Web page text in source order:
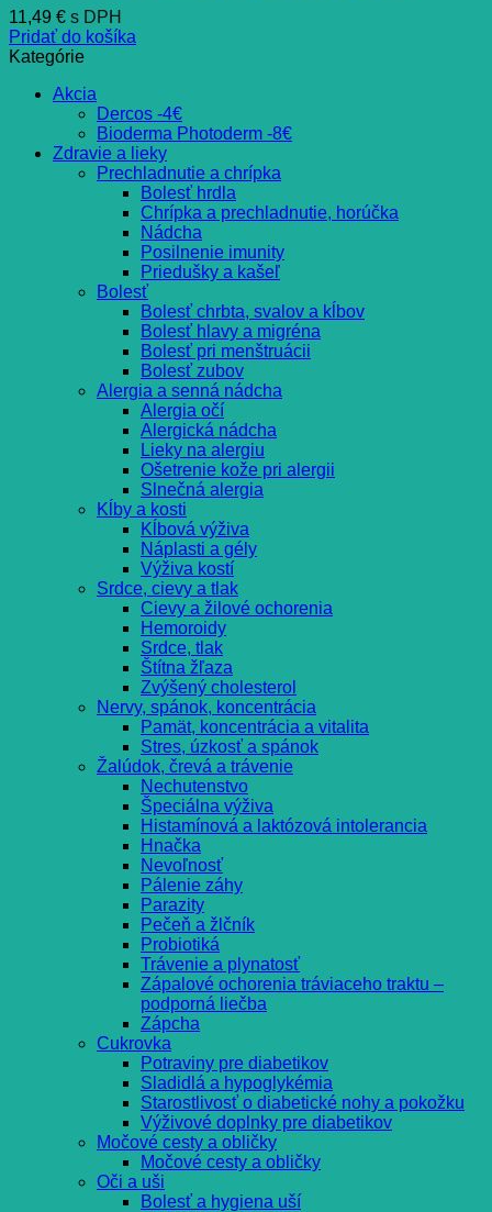
11,49 € s DPH
Pridať do košíka
Kategórie
Akcia
Dercos -4€
Bioderma Photoderm -8€
Zdravie a lieky
Prechladnutie a chrípka
Bolesť hrdla
Chrípka a prechladnutie, horúčka
Nádcha
Posilnenie imunity
Priedušky a kašeľ
Bolesť
Bolesť chrbta, svalov a kĺbov
Bolesť hlavy a migréna
Bolesť pri menštruácii
Bolesť zubov
Alergia a senná nádcha
Alergia očí
Alergická nádcha
Lieky na alergiu
Ošetrenie kože pri alergii
Slnečná alergia
Kĺby a kosti
Kĺbová výživa
Náplasti a gély
Výživa kostí
Srdce, cievy a tlak
Cievy a žilové ochorenia
Hemoroidy
Srdce, tlak
Štítna žľaza
Zvýšený cholesterol
Nervy, spánok, koncentrácia
Pamät, koncentrácia a vitalita
Stres, úzkosť a spánok
Žalúdok, črevá a trávenie
Nechutenstvo
Špeciálna výživa
Histamínová a laktózová intolerancia
Hnačka
Nevoľnosť
Pálenie záhy
Parazity
Pečeň a žlčník
Probiotiká
Trávenie a plynatosť
Zápalové ochorenia tráviaceho traktu –
podporná liečba
Zápcha
Cukrovka
Potraviny pre diabetikov
Sladidlá a hypoglykémia
Starostlivosť o diabetické nohy a pokožku
Výživové doplnky pre diabetikov
Močové cesty a obličky
Močové cesty a obličky
Oči a uši
Bolesť a hygiena uší